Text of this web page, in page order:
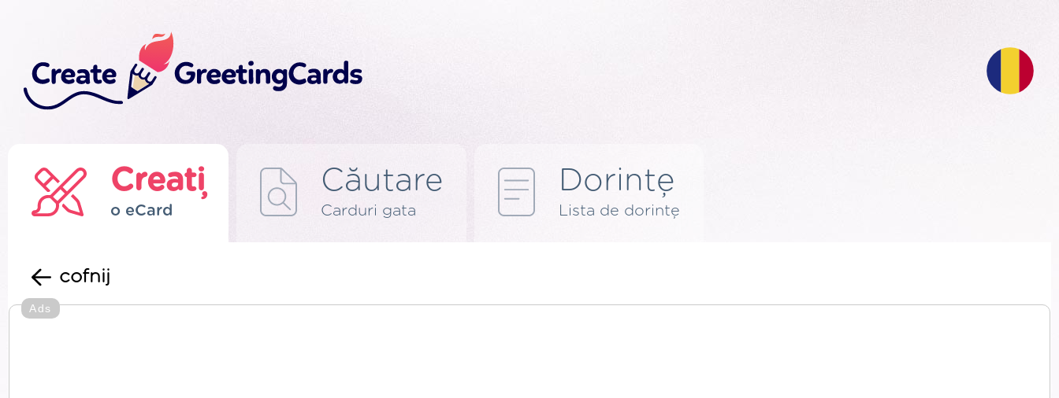
Creați
o eCard
Căutare
Carduri gata
Dorințe
Lista de dorințe
cofnij
Ads